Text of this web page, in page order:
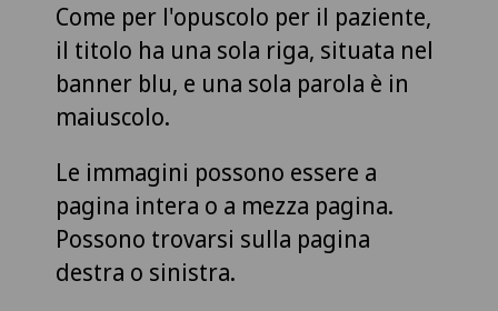
Come per l'opuscolo per il paziente,
il titolo ha una sola riga, situata nel
banner blu, e una sola parola è in
maiuscolo.
Le immagini possono essere a
pagina intera o a mezza pagina.
Possono trovarsi sulla pagina
destra o sinistra.